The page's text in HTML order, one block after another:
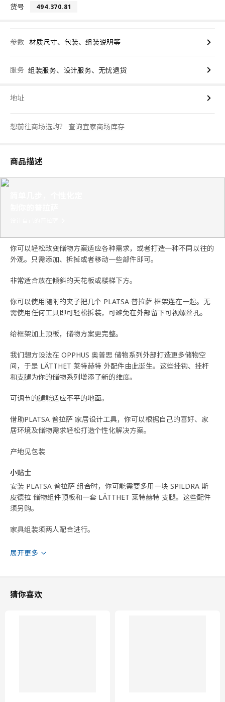
货号 494.370.81
参数 材质尺寸、包装、组装说明等
服务 组装服务、设计服务、无忧退货
地址
想前往商场选购？ 查询宜家商场库存
商品描述
你可以轻松改变储物方案适应各种需求，或者打造一种不同以往的
外观。只需添加、拆掉或者移动一些部件即可。
非常适合放在倾斜的天花板或楼梯下方。
你可以使用随附的夹子把几个 PLATSA 普拉萨 框架连在一起。无
需使用任何工具即可轻松拆装，可避免在外部留下可视螺丝孔。
给框架加上顶板，储物方案更完整。
我们想方设法在 OPPHUS 奥普思 储物系列外部打造更多储物空
间，于是 LÄTTHET 莱特赫特 外配件由此诞生。这些挂钩、挂杆
和支腿为你的储物系列增添了新的维度。
可调节的腿能适应不平的地面。
借助PLATSA 普拉萨 家居设计工具，你可以根据自己的喜好、家
居环境及储物需求轻松打造个性化解决方案。
产地见包装
小贴士
安装 PLATSA 普拉萨 组合时，你可能需要多用一块 SPILDRA 斯
皮德拉 储物组件顶板和一套 LÄTTHET 莱特赫特 支腿。这些配件
须另购。
家具组装须两人配合进行。
不同的墙壁材料需要使用不同类型的固定装置。使用与您家的墙壁
展开更多
猜你喜欢